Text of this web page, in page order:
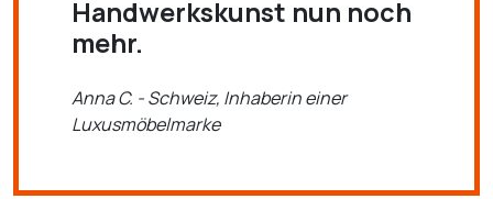
Handwerkskunst nun noch
mehr.
Anna C. - Schweiz, Inhaberin einer
Luxusmöbelmarke